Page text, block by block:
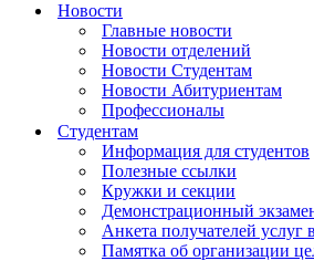
Новости
Главные новости
Новости отделений
Новости Студентам
Новости Абитуриентам
Профессионалы
Студентам
Информация для студентов
Полезные ссылки
Кружки и секции
Демонстрационный
Анкета получателей услуг
Памятка об организации